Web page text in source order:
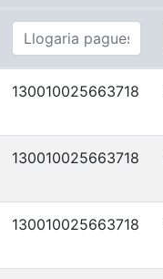
130010025663718
130010025663718
130010025663718